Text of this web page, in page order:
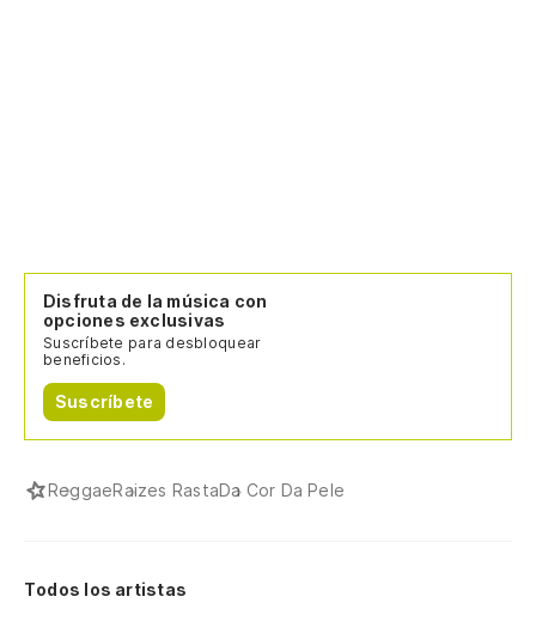
Disfruta de la música con
opciones exclusivas
Suscríbete para desbloquear
beneficios.
Suscríbete
ReggaeRaizes RastaDa Cor Da Pele
Todos los artistas